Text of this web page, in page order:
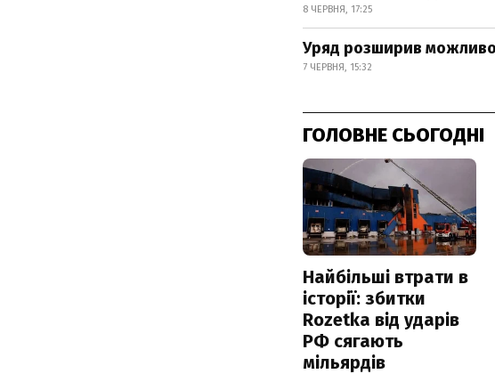
8 ЧЕРВНЯ, 17:25
Уряд розширив
7 ЧЕРВНЯ, 15:32
ГОЛОВНЕ СЬОГОДНІ
Найбільші втрати в
історії: збитки
Rozetka від ударів
РФ сягають
мільярдів